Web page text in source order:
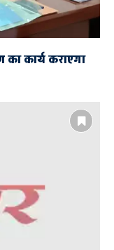
का कार्य कराएगा